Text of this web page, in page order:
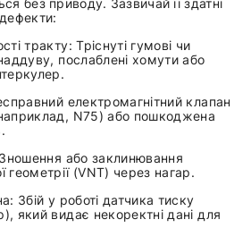
тракту: Тріснуті гумові чи
послаблені хомути або
електромагнітний клапан
N75) або пошкоджена
або заклинювання
геометрії (VNT) через нагар.
Збій у роботі датчика тиску
який видає некоректні дані для